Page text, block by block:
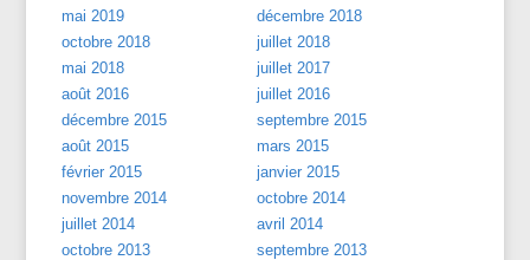
mai 2019
décembre 2018
octobre 2018
juillet 2018
mai 2018
juillet 2017
août 2016
juillet 2016
décembre 2015
septembre 2015
août 2015
mars 2015
février 2015
janvier 2015
novembre 2014
octobre 2014
juillet 2014
avril 2014
octobre 2013
septembre 2013